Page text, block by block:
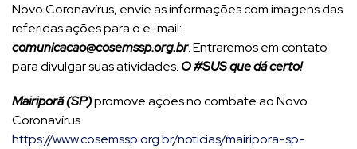
Novo Coronavírus, envie as informações com imagens das
referidas ações para o e-mail:
comunicacao@cosemssp.org.br. Entraremos em contato
para divulgar suas atividades. O #SUS que dá certo!
Mairiporã (SP)promove ações no combate ao Novo
Coronavírus
https://www.cosemssp.org.br/noticias/mairipora-sp-